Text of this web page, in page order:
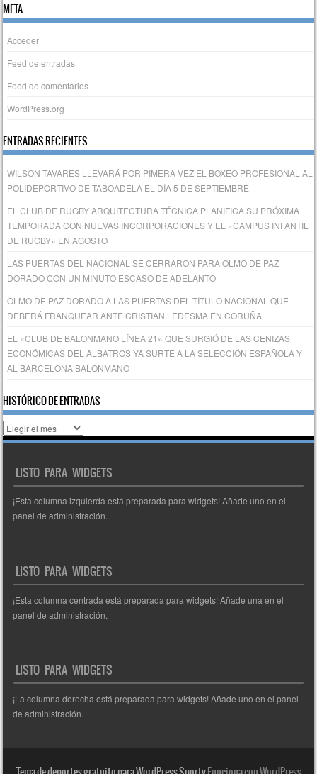
META
Acceder
Feed de entradas
Feed de comentarios
WordPress.org
ENTRADAS RECIENTES
WILSON TAVARES LLEVARÁ POR PIMERA VEZ EL BOXEO PROFESIONAL AL
POLIDEPORTIVO DE TABOADELA EL DÍA 5 DE SEPTIEMBRE
EL CLUB DE RUGBY ARQUITECTURA TÉCNICA PLANIFICA SU PRÓXIMA
TEMPORADA CON NUEVAS INCORPORACIONES Y EL «CAMPUS INFANTIL
DE RUGBY» EN AGOSTO
LAS PUERTAS DEL NACIONAL SE CERRARON PARA OLMO DE PAZ
DORADO CON UN MINUTO ESCASO DE ADELANTO
OLMO DE PAZ DORADO A LAS PUERTAS DEL TÍTULO NACIONAL QUE
DEBERÁ FRANQUEAR ANTE CRISTIAN LEDESMA EN CORUÑA
EL «CLUB DE BALONMANO LÍNEA 21» QUE SURGIÓ DE LAS CENIZAS
ECONÓMICAS DEL ALBATROS YA SURTE A LA SELECCIÓN ESPAÑOLA Y
AL BARCELONA BALONMANO
HISTÓRICO DE ENTRADAS
Histórico
de
LISTO PARA WIDGETS
¡Esta columna izquierda está preparada para widgets! Añade uno en el
panel de administración.
LISTO PARA WIDGETS
¡Esta columna centrada está preparada para widgets! Añade una en el
panel de administración.
LISTO PARA WIDGETS
¡La columna derecha está preparada para widgets! Añade uno en el panel
de administración.